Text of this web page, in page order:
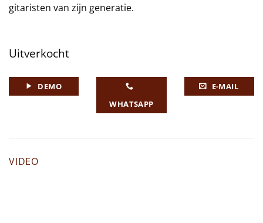
gitaristen van zijn generatie.
Uitverkocht
DEMO
WHATSAPP
E-MAIL
VIDEO